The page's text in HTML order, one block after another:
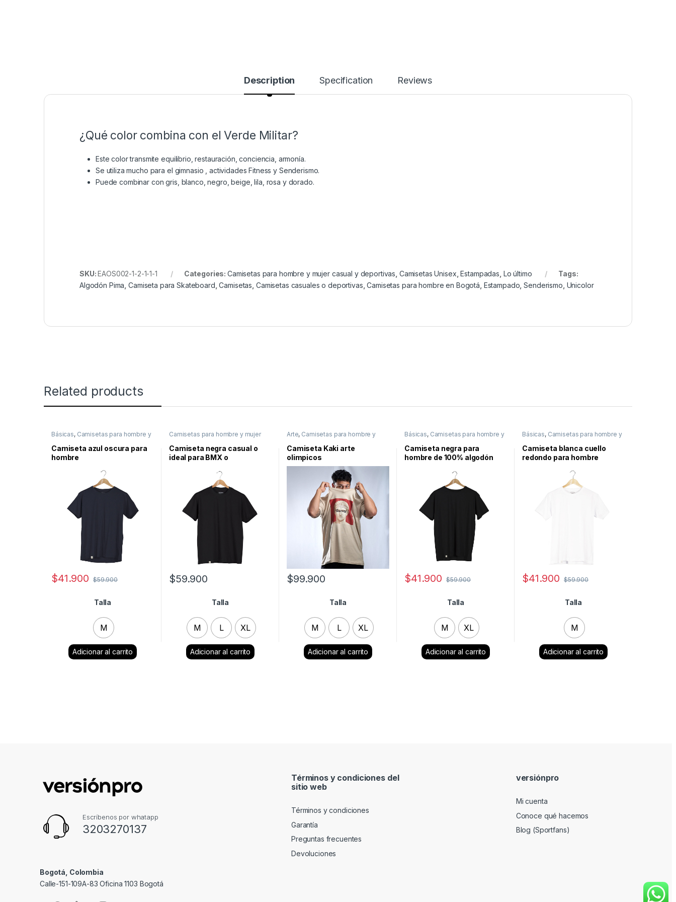
Description Specification Reviews
¿Qué color combina con el Verde Militar?
Este color transmite equilibrio, restauración, conciencia, armonía.
Se utiliza mucho para el gimnasio , actividades Fitness y Senderismo.
Puede combinar con gris, blanco, negro, beige, lila, rosa y dorado.
SKU:EAOS002-1-2-1-1-1 Categories: Camisetas para hombre y mujer casual y deportivas Camisetas Unisex ,Estampadas Lo último
Tags:
Algodón Pima ,Camiseta para Skateboard ,Camisetas Camisetas casuales o deportivas ,Camisetas para hombre en Bogotá Estampado ,Senderismo Unicolor
Related products
Básicas, Camisetas para hombre y
mujer casual y deportivas
Camiseta azul oscura para
hombre
$41.900 $59.900
Talla
M
Clear
Camisetas para hombre y mujer
casual y deportivas
Camisetas
Unisex,Lo último
Camiseta negra casual o
ideal para BMX o
$59.900
Talla
M L XL
Clear
Arte, Camisetas para hombre y
mujer casual y deportivas
último
Camiseta Kaki arte
olimpicos
$99.900
Talla
M L XL
Clear
Básicas, Camisetas para hombre y
mujer casual y deportivas
Camiseta negra para
hombre de 100% algodón
$41.900 $59.900
Talla
M XL
Clear
Básicas, Camisetas para hombre y
mujer casual y deportivas
Camiseta blanca cuello
redondo para hombre
$41.900 $59.900
Talla
M
Clear
Escríbenos por whatapp
3203270137
Bogotá, Colombia
Calle-151-109A-83 Oficina 1103 Bogotá
Términos y condiciones del
sitio web
Términos y condiciones
Garantía
Preguntas frecuentes
Devoluciones
versiónpro
Mi cuenta
Conoce qué hacemos
Blog (Sportfans)